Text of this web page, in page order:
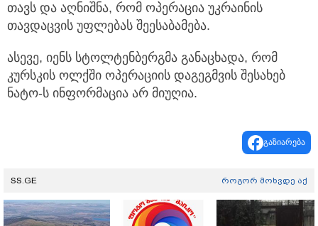
თავს და აღნიშნა, რომ ოპერაცია უკრაინის
თავდაცვის უფლებას შეესაბამება.
ასევე, იენს სტოლტენბერგმა განაცხადა, რომ
კურსკის ოლქში ოპერაციის დაგეგმვის შესახებ
ნატო-ს ინფორმაცია არ მიუღია.
გაზიარება
SS.GE როგორ მოხვდე აქ